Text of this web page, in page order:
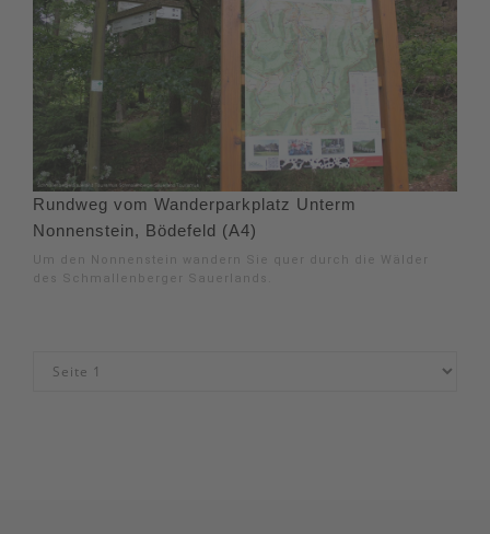
Rundweg vom Wanderparkplatz Unterm
Nonnenstein, Bödefeld (A4)
Um den Nonnenstein wandern Sie quer durch die Wälder
des Schmallenberger Sauerlands.